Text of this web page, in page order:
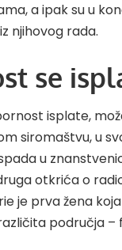
a ipak su u
njihovog rada.
se
isplate,
siromaštvu, u
u
otkrića o
je prva žena
područja –